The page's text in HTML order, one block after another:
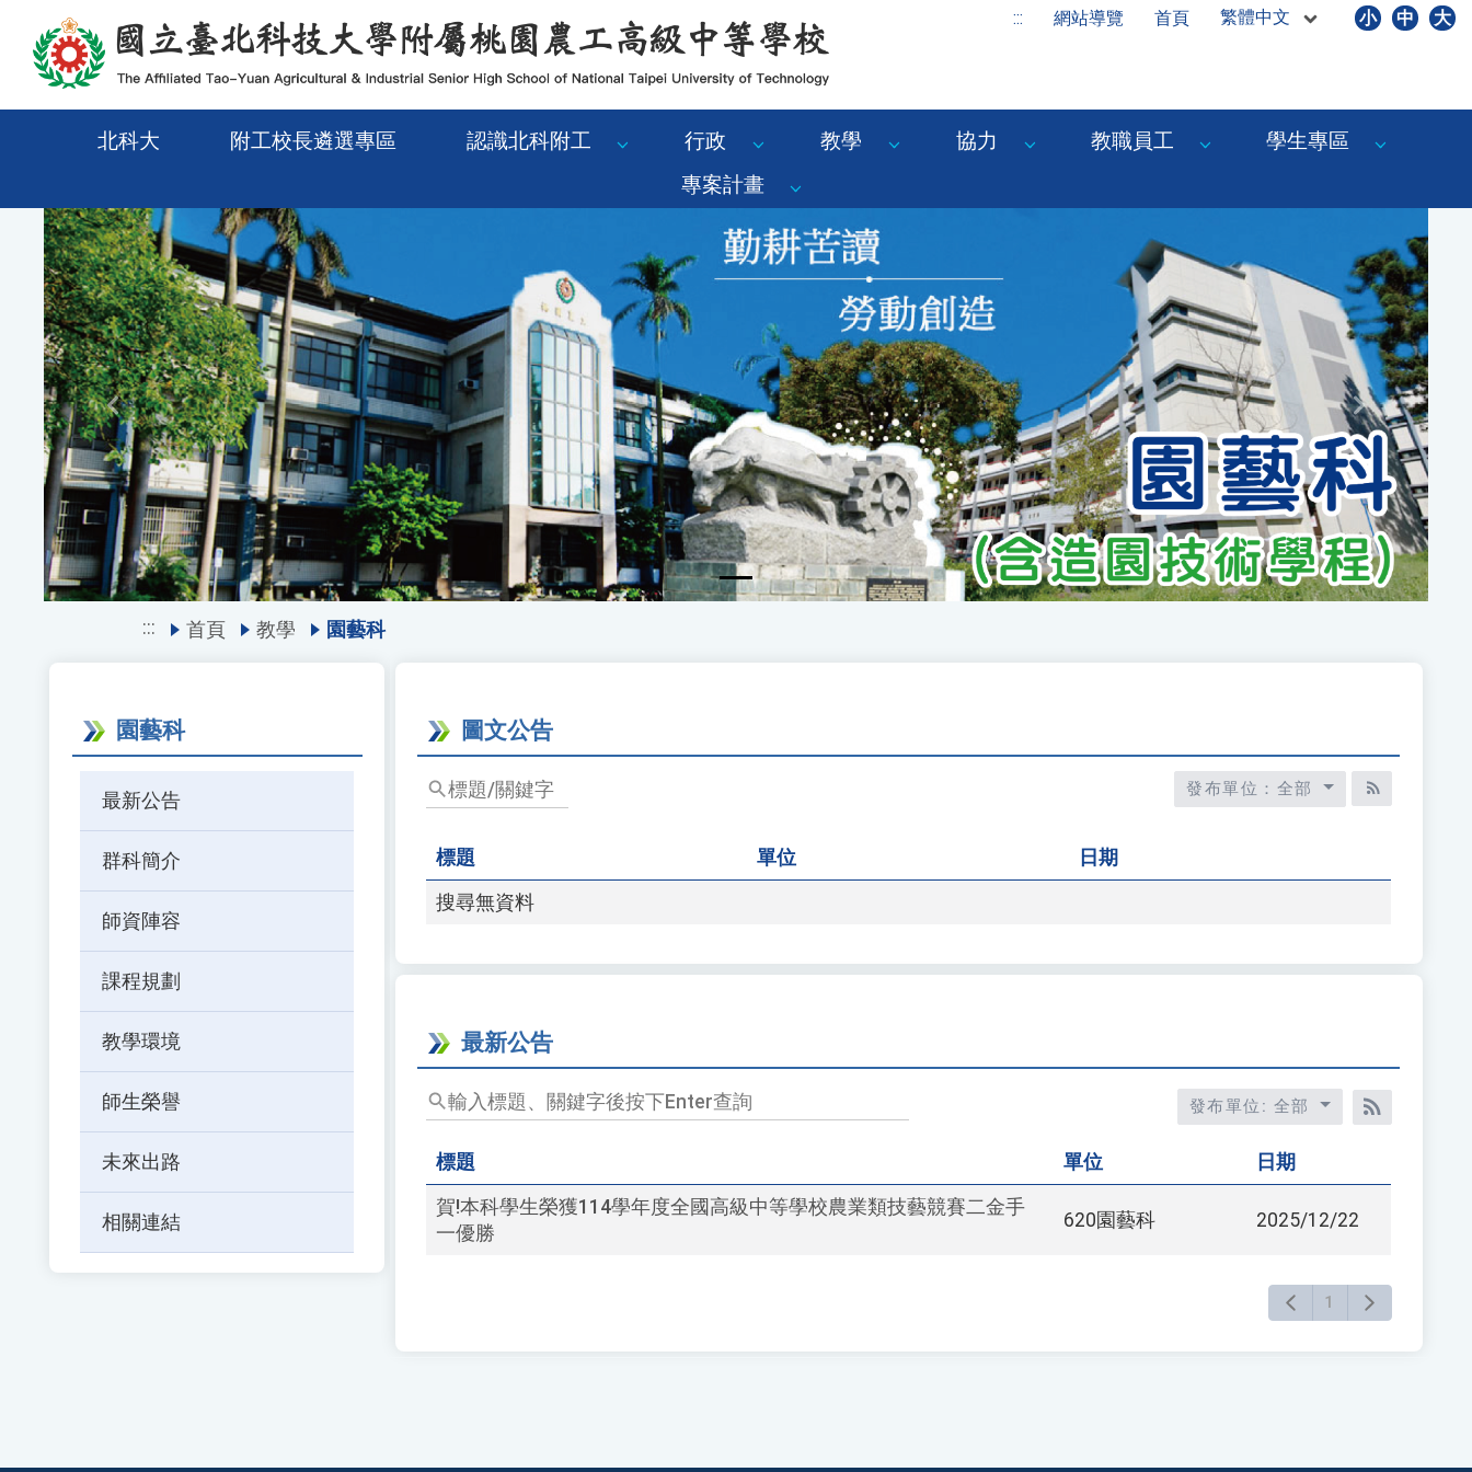
移至網頁之主要內容區位置 ::: 網站導覽 首頁 繁體中文 小 中 大
北科大 附工校長遴選專區 認識北科附工 行政 教學 協力 教職員工
學生專區
專案計畫
Previous Next
::: 首頁 教學 園藝科
園藝科
最新公告
群科簡介
師資陣容
課程規劃
教學環境
師生榮譽
未來出路
相關連結
圖文公告
標
題/
鍵
字
發布單位：全部
RSS訂閱
標題 單位 日期
搜尋無資料
最新公告
輸
入
標
題、
關
鍵
Enter
發布單位: 全部
RSS訂閱
標題 單位 日期
賀!本科學生榮獲114學年度全國高級中等學校農業類技藝競賽二金手
一優勝
620園藝科 2025/12/22
1